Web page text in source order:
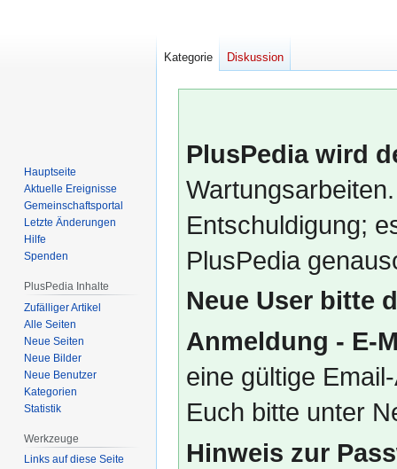
PlusPedia wird
Entschuldigung;
PlusPedia
Neue User bitte
Anmeldung - E-
eine gültige
Euch bitte unter
Hinweis zur
Kategorie Diskussion
Hauptseite
Aktuelle Ereignisse
Gemeinschafts­portal
Letzte Änderungen
Hilfe
Spenden
PlusPedia Inhalte
Zufälliger Artikel
Alle Seiten
Neue Seiten
Neue Bilder
Neue Benutzer
Kategorien
Statistik
Werkzeuge
Links auf diese Seite